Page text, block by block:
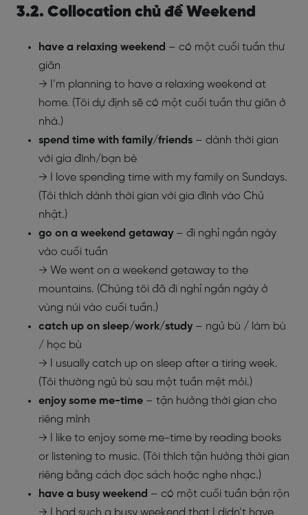
3.2. Collocation chủ đề Weekend
have a relaxing weekend – có một cuối tuần thư
giãn
→ I’m planning to have a relaxing weekend at
home. (Tôi dự định sẽ có một cuối tuần thư giãn ở
nhà.)
spend time with family/friends – dành thời gian
với gia đình/bạn bè
→ I love spending time with my family on Sundays.
(Tôi thích dành thời gian với gia đình vào Chủ
nhật.)
go on a weekend getaway – đi nghỉ ngắn ngày
vào cuối tuần
→ We went on a weekend getaway to the
mountains. (Chúng tôi đã đi nghỉ ngắn ngày ở
vùng núi vào cuối tuần.)
catch up on sleep/work/study – ngủ bù / làm bù
/ học bù
→ I usually catch up on sleep after a tiring week.
(Tôi thường ngủ bù sau một tuần mệt mỏi.)
enjoy some me-time – tận hưởng thời gian cho
riêng mình
→ I like to enjoy some me-time by reading books
or listening to music. (Tôi thích tận hưởng thời gian
riêng bằng cách đọc sách hoặc nghe nhạc.)
have a busy weekend – có một cuối tuần bận rộn
→ I had such a busy weekend that I didn’t have